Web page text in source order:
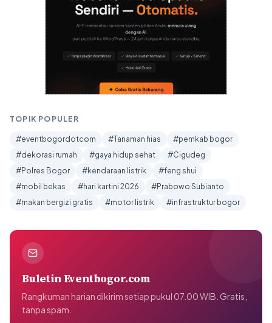
TOPIK POPULER
#eventbogordotcom #Tanaman hias
#pemkab bogor
#dekorasi rumah
#gaya hidup sehat
#Cigudeg
#Polres Bogor
#kendaraan listrik
#feng shui
#mobil bekas
#hari kartini 2026
#Prabowo Subianto
#makan bergizi gratis
#motor listrik #infrastruktur bogor
Buletin Eventbogor.com
Rangkuman harian dikirim setiap pukul 07.00 WIB. Gratis,
tanpa spam.